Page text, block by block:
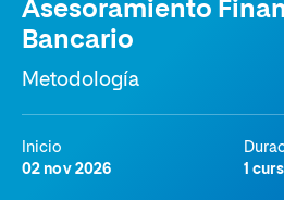
Asesoramiento
Bancario
Metodología
Inicio
02 nov 2026
1